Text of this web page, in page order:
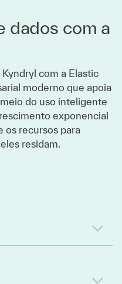
dados com a
com a Elastic
moderno que apoia
do uso inteligente
exponencial
os recursos para
residam.